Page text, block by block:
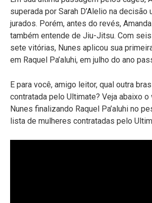
superada por Sarah D’Alelio na decisão
jurados. Porém, antes do revés,
também entende de Jiu-Jitsu. Com
sete vitórias, Nunes aplicou sua
em Raquel Pa’aluhi, em julho do ano
E para você, amigo leitor, qual outra
contratada pelo Ultimate? Veja abaixo o
Nunes finalizando Raquel Pa’aluhi no
lista de mulheres contratadas pelo